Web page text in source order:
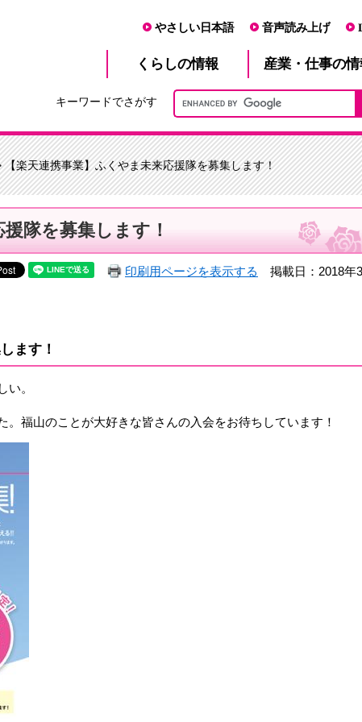
やさしい日本語 音声読み上げ
くらしの情報 産業・仕事の情
キーワードでさがす
楽天連携事業】ふくやま未来応援隊を募集します！
隊を募集します！
印刷用ページを表示する 掲載日：2018年
ます！
。
福山のことが大好きな皆さんの入会をお待ちしています！